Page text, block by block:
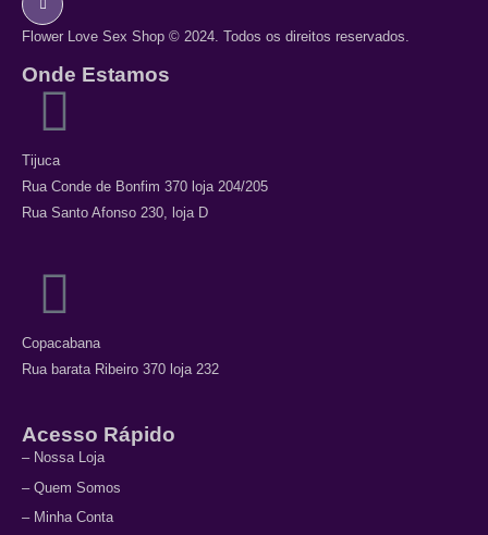
Flower Love Sex Shop © 2024. Todos os direitos reservados.
Onde Estamos
Tijuca
Rua Conde de Bonfim 370 loja 204/205
Rua Santo Afonso 230, loja D
Copacabana
Rua barata Ribeiro 370 loja 232
Acesso Rápido
– Nossa Loja
– Quem Somos
– Minha Conta